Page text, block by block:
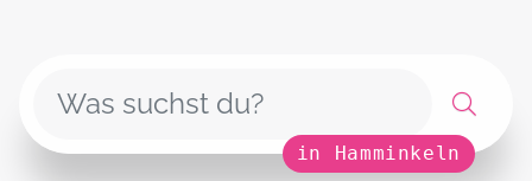
in Hamminkeln